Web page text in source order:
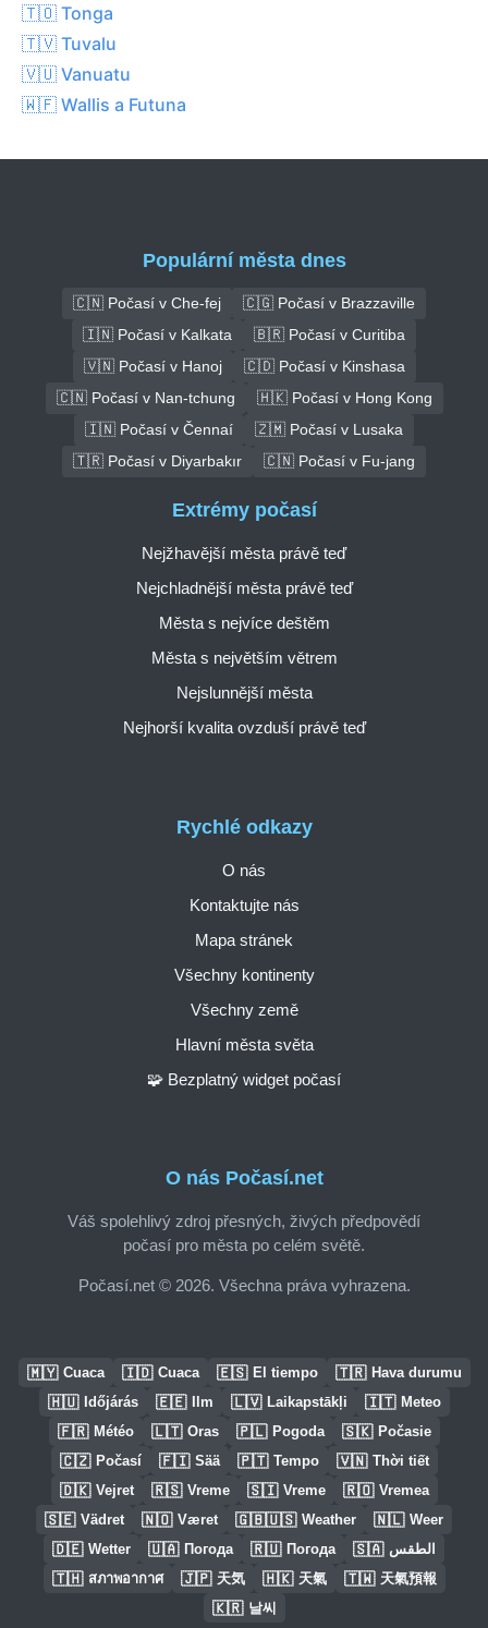
🇹🇴 Tonga
🇹🇻 Tuvalu
🇻🇺 Vanuatu
🇼🇫 Wallis a Futuna
Populární města dnes
🇨🇳 Počasí v Che-fej
🇨🇬 Počasí v Brazzaville
🇮🇳 Počasí v Kalkata
🇧🇷 Počasí v Curitiba
🇻🇳 Počasí v Hanoj
🇨🇩 Počasí v Kinshasa
🇨🇳 Počasí v Nan-tchung
🇭🇰 Počasí v Hong Kong
🇮🇳 Počasí v Čennaí
🇿🇲 Počasí v Lusaka
🇹🇷 Počasí v Diyarbakır
🇨🇳 Počasí v Fu-jang
O nás Počasí.net
Váš spolehlivý zdroj přesných, živých předpovědí
počasí pro města po celém světě.
Počasí.net © 2026. Všechna práva vyhrazena.
Rychlé odkazy
O nás
Kontaktujte nás
Mapa stránek
Všechny kontinenty
Všechny země
Hlavní města světa
🧩 Bezplatný widget počasí
Extrémy počasí
Nejžhavější města právě teď
Nejchladnější města právě teď
Města s nejvíce deštěm
Města s největším větrem
Nejslunnější města
Nejhorší kvalita ovzduší právě teď
🇲🇾 Cuaca 🇮🇩 Cuaca 🇪🇸 El tiempo 🇹🇷 Hava durumu
🇭🇺 Időjárás 🇪🇪 Ilm 🇱🇻 Laikapstākļi 🇮🇹 Meteo
🇫🇷 Météo 🇱🇹 Oras 🇵🇱 Pogoda 🇸🇰 Počasie
🇨🇿 Počasí 🇫🇮 Sää 🇵🇹 Tempo 🇻🇳 Thời tiết
🇩🇰 Vejret 🇷🇸 Vreme 🇸🇮 Vreme 🇷🇴 Vremea
🇸🇪 Vädret 🇳🇴 Været 🇬🇧🇺🇸 Weather 🇳🇱 Weer
🇩🇪 Wetter 🇺🇦 Погода 🇷🇺 Погода 🇸🇦 الطقس
🇹🇭 สภาพอากาศ 🇯🇵 天気 🇭🇰 天氣 🇹🇼 天氣預報
🇰🇷 날씨